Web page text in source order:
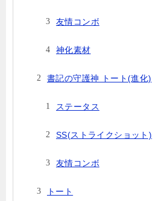
友情コンボ
神化素材
書記の守護神 トート(進化)
ステータス
SS(ストライクショット)
友情コンボ
トート